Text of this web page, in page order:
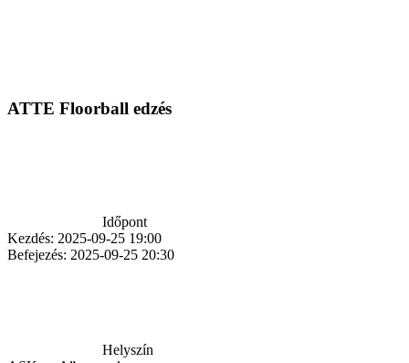
ATTE Floorball edzés
Időpont
Kezdés: 2025-09-25 19:00
Befejezés: 2025-09-25 20:30
Helyszín